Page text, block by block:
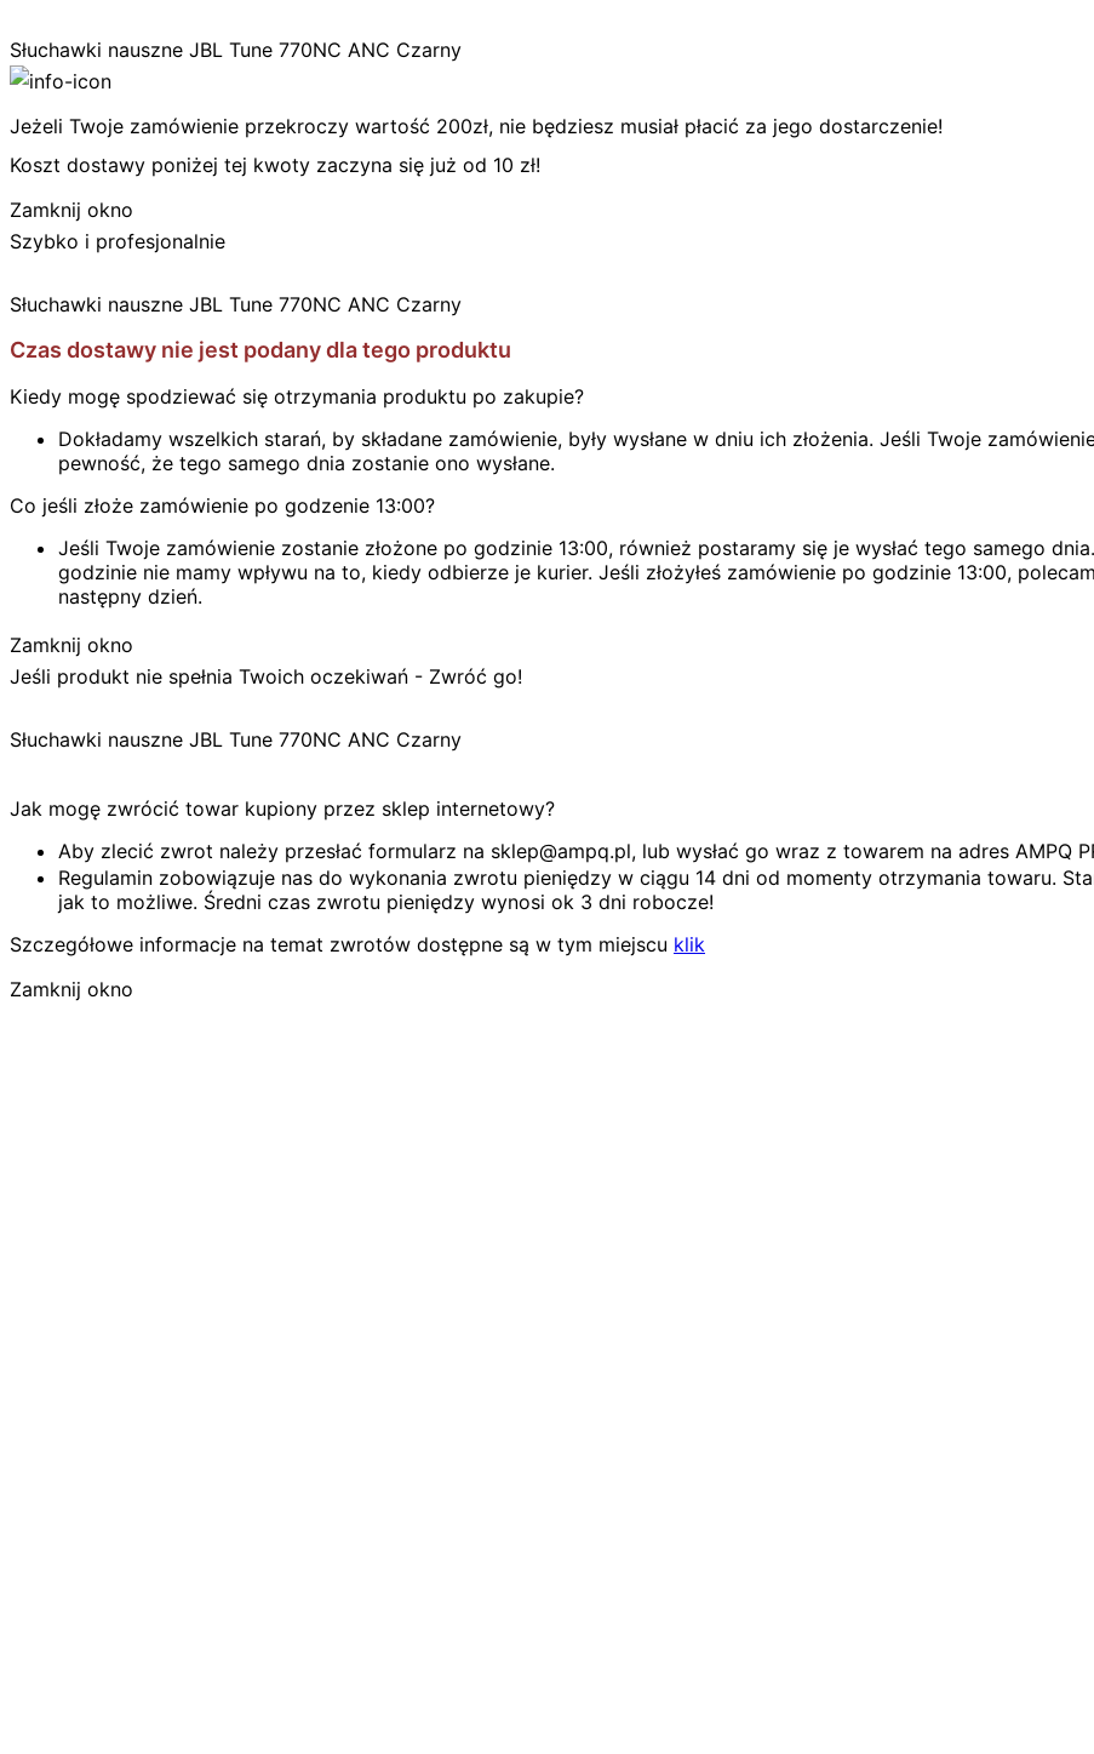
Słuchawki nauszne JBL Tune 770NC ANC Czarny
Jeżeli Twoje zamówienie przekroczy wartość 200zł, nie będziesz musiał płacić za jego dostarczenie!
Koszt dostawy poniżej tej kwoty zaczyna się już od 10 zł!
Zamknij okno
Szybko i profesjonalnie
Słuchawki nauszne JBL Tune 770NC ANC Czarny
Czas dostawy nie jest podany dla tego produktu
Kiedy mogę spodziewać się otrzymania produktu po zakupie?
Dokładamy wszelkich starań, by składane zamówienie, były wysłane w dniu ich złożenia. Jeśli Twoje
pewność, że tego samego dnia zostanie ono wysłane.
Co jeśli złoże zamówienie po godzenie 13:00?
Jeśli Twoje zamówienie zostanie złożone po godzinie 13:00, również postaramy się je wysłać tego samego
godzinie nie mamy wpływu na to, kiedy odbierze je kurier. Jeśli złożyłeś zamówienie po godzinie 13:00,
następny dzień.
Zamknij okno
Jeśli produkt nie spełnia Twoich oczekiwań - Zwróć go!
Słuchawki nauszne JBL Tune 770NC ANC Czarny
Jak mogę zwrócić towar kupiony przez sklep internetowy?
Aby zlecić zwrot należy przesłać formularz na sklep@ampq.pl, lub wysłać go wraz z towarem na adres AMPQ
Regulamin zobowiązuje nas do wykonania zwrotu pieniędzy w ciągu 14 dni od momenty otrzymania towaru.
jak to możliwe. Średni czas zwrotu pieniędzy wynosi ok 3 dni robocze!
Szczegółowe informacje na temat zwrotów dostępne są w tym miejscu klik
Zamknij okno